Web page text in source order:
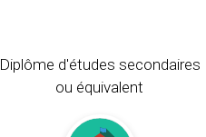
Diplôme d'études secondaires
ou équivalent